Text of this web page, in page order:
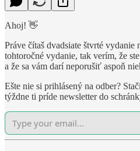
Ahoj! 👋
Práve čítaš dvadsiate štvrté vydanie
tohtoročné vydanie, tak verím, že
a že sa vám darí neporušiť aspoň
Ešte nie si prihlásený na odber?
týždne ti príde newsletter do